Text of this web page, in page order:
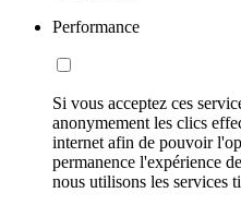
Performance
Si vous acceptez ces
anonymement les clics
internet afin de pouvoir
permanence l'expérience
nous utilisons les services